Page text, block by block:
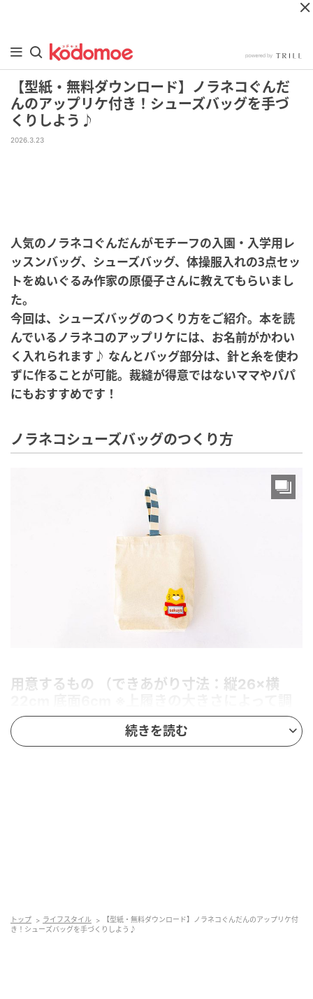
【型紙・無料ダウンロード】ノラネコぐんだ
んのアップリケ付き！シューズバッグを手づ
くりしよう♪
2026.3.23
人気のノラネコぐんだんがモチーフの入園・入学用レ
ッスンバッグ、シューズバッグ、体操服入れの3点セッ
トをぬいぐるみ作家の原優子さんに教えてもらいまし
た。
今回は、シューズバッグのつくり方をご紹介。本を読
んでいるノラネコのアップリケには、お名前がかわい
く入れられます♪ なんとバッグ部分は、針と糸を使わ
ずに作ることが可能。裁縫が得意ではないママやパパ
にもおすすめです！
ノラネコシューズバッグのつくり方
用意するもの （できあがり寸法：縦26×横
節してください）
・布用接着剤（ボンド 裁ほう上手）
※作り方の中の
続きを読む
トップ ライフスタイル
【型紙・無料ダウンロード】ノラネコぐんだんのアップリケ付
き！シューズバッグを手づくりしよう♪